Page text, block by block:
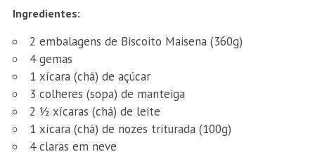
Ingredientes:
2 embalagens de Biscoito Maisena (360g)
4 gemas
1 xícara (chá) de açúcar
3 colheres (sopa) de manteiga
2 ½ xícaras (chá) de leite
1 xícara (chá) de nozes triturada (100g)
4 claras em neve